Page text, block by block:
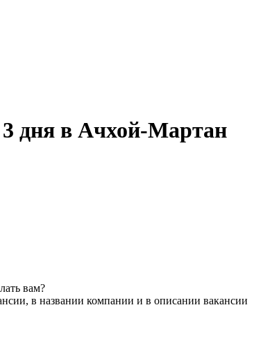
3 дня в Ачхой-Мартан
вам?
в названии компании и в описании вакансии